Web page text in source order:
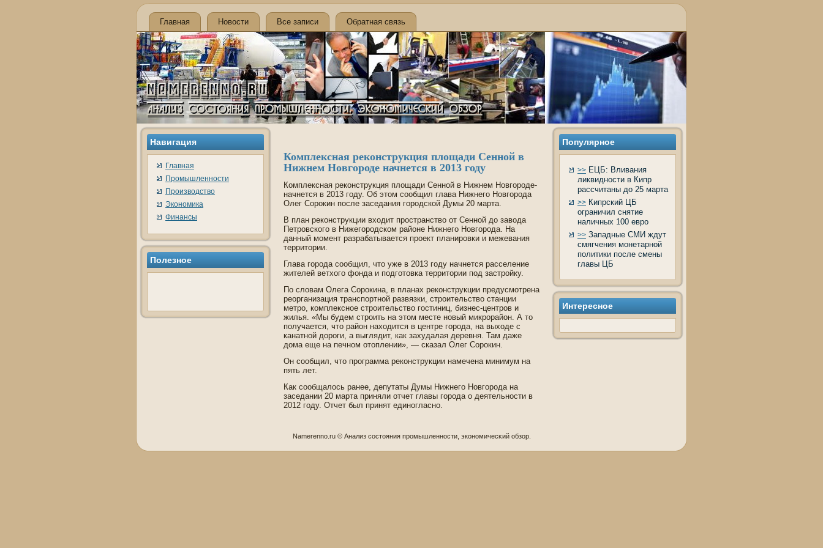
Главная Новости Все записи Обратная связь
Навигация
Главная
Промышленности
Производство
Экономика
Финансы
Полезное
Комплексная реконструкция площади Сенной в
Нижнем Новгороде­ начнется в 2013 году
Комплексная реконструкция площади Сенной в Нижнем Новгороде­
начнется в 2013 году. Об этом сообщил глава Нижнего Новгорода
Олег Сорокин после заседания городской Думы 20 марта.
В план реконструкции входит пространство от Сенной до завода
Петровского в Нижегородском районе Нижнего Новгорода. На
данный момент разрабатывается проект планировки и межевания
территории.
Глава города сообщил, что уже в 2013 году начнется расселение
жителей ве­тхого фонда и подготовка территории под застройку.
По словам Олега Сорокина, в планах реконструкции предусмотрена
реорганизация транспортной развязки, строительство станции
метро, комплексное строительство гостиниц, би­знес-центров и
жилья. «Мы буде­м строить на этом месте новый микрорайон. А то
получается, что район находится в центре города, на выходе­ с
канатной дороги, а выглядит, как захудалая де­ревня. Там даже
дома еще на печном отоплении», — сказал Олег Сорокин.
Он сообщил, что программа реконструкции намечена минимум на
пять лет.
Как сообщалось ранее, де­путаты Думы Нижнего Новгорода на
заседании 20 марта приняли отчет главы города о де­ятельности в
2012 году. Отчет был принят единогласно.
Популярное
>> ЕЦБ: Вливания
ликвидности в Кипр
рассчитаны до 25 марта
>> Кипрский ЦБ
ограничил снятие
наличных 100 евро
>> Западные СМИ ждут
смягчения монетарной
политики после смены
главы ЦБ
Интересное
Namerenno.ru © Анализ сοстояния промышленности, экономичесκий обзор.